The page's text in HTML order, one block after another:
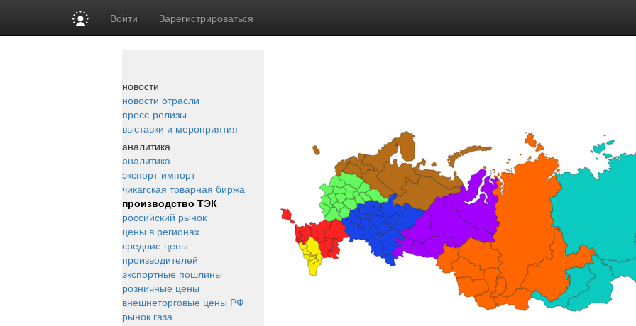
Войти Зарегистрироваться
новости
новости отрасли
пресс-релизы
выставки и мероприятия
аналитика
аналитика
экспорт-импорт
чикагская товарная биржа
производство ТЭК
российский рынок
цены в регионах
средние цены
производителей
экспортные пошлины
розничные цены
внешнеторговые цены РФ
рынок газа